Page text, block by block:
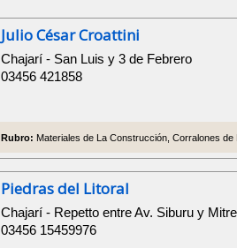
Julio César Croattini
Chajarí - San Luis y 3 de Febrero
03456 421858
Rubro: Materiales de La Construcción, Corralones de
Piedras del Litoral
Chajarí - Repetto entre Av. Siburu y Mitre
03456 15459976